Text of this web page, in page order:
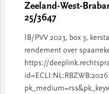
Zeeland-West-
25/3647
IB/PVV 2023, box 3,
rendement over
https://